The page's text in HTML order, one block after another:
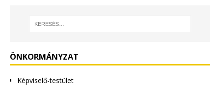
ÖNKORMÁNYZAT
Képviselő-testület